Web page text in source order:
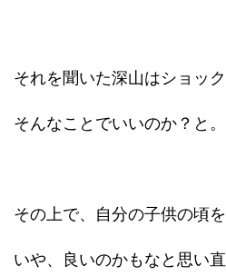
それを聞いた深山はショック
そんなことでいいのか？と。
その上で、自分の子供の頃
いや、良いのかもなと思い